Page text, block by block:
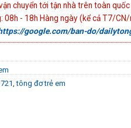
chuyển tới tận nhà trên toàn quốc
08h - 18h Hàng ngày (kể cả T7/
google.com/ban-do/
,tông đơ trẻ em